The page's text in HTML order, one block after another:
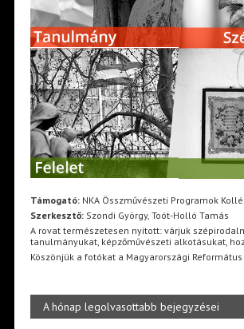
Támogató:NKA Összművészeti Programok
Szerkesztő:Szondi György, Toót-Holló Tamás
A rovat természetesen nyitott: várjuk
tanulmányukat, képzőművészeti alkotásukat,
Köszönjük a fotókat a Magyarországi
A hónap legolvasottabb bejegyzései